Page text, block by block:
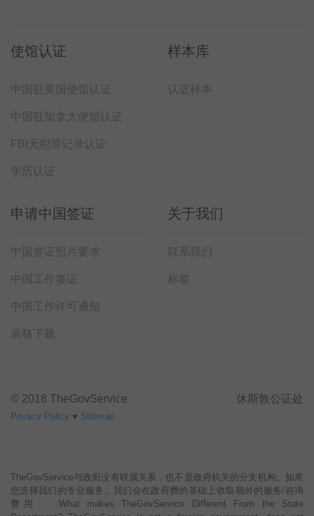
使馆认证
中国驻美国使馆认证
中国驻加拿大使馆认证
FBI无犯罪记录认证
学历认证
样本库
认证样本
申请中国签证
中国签证照片要求
中国工作签证
中国工作许可通知
表格下载
关于我们
联系我们
标签
© 2018 TheGovService
Privacy Policy ♥ Sitemap
休斯敦公证处
TheGovService与政府没有联属关系，也不是政府机关的分支机构。如果
您选择我们的专业服务。我们会在政府费的基础上收取额外的服务/咨询
费用。 What makes TheGovService Different From the State